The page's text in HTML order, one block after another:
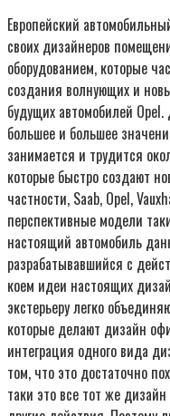
Европейский
своих дизайнеров
оборудованием, которые
создания волнующих и
будущих автомобилей
большее и большее
занимается и трудится
которые быстро создают
частности, Saab, Opel,
перспективные модели
настоящий автомобиль
разрабатывавшийся с
коем идеи настоящих
экстерьеру легко
которые делают дизайн
интеграция одного вида
том, что это достаточно
таки это все тот же